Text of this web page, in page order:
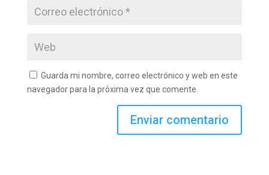
Guarda mi nombre, correo electrónico y web en este
navegador para la próxima vez que comente.